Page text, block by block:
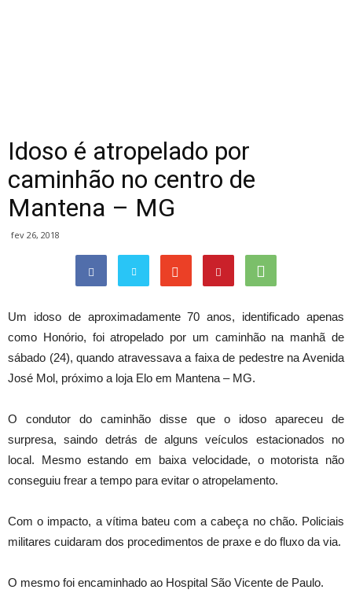
Idoso é atropelado por
caminhão no centro de
Mantena – MG
fev 26, 2018
Um idoso de aproximadamente 70 anos, identificado apenas
como Honório, foi atropelado por um caminhão na manhã de
sábado (24), quando atravessava a faixa de pedestre na Avenida
José Mol, próximo a loja Elo em Mantena – MG.
O condutor do caminhão disse que o idoso apareceu de
surpresa, saindo detrás de alguns veículos estacionados no
local. Mesmo estando em baixa velocidade, o motorista não
conseguiu frear a tempo para evitar o atropelamento.
Com o impacto, a vítima bateu com a cabeça no chão. Policiais
militares cuidaram dos procedimentos de praxe e do fluxo da via.
O mesmo foi encaminhado ao Hospital São Vicente de Paulo.